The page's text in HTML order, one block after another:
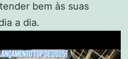
bem às suas
a dia.